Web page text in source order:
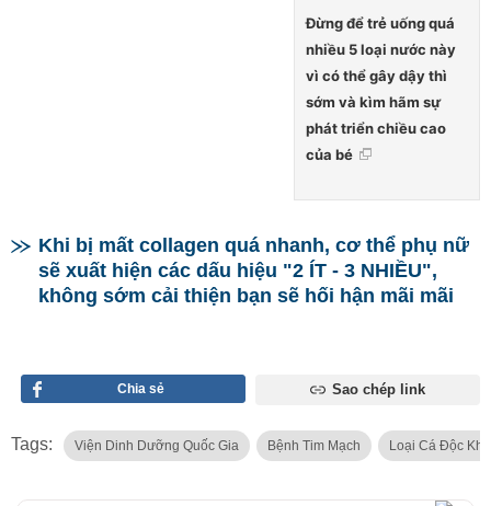
Đừng để trẻ uống quá
nhiều 5 loại nước này
vì có thể gây dậy thì
sớm và kìm hãm sự
phát triển chiều cao
của bé
Khi bị mất collagen quá nhanh, cơ thể phụ nữ
sẽ xuất hiện các dấu hiệu "2 ÍT - 3 NHIỀU",
không sớm cải thiện bạn sẽ hối hận mãi mãi
Chia sẻ Sao chép link
Tags: Viện Dinh Dưỡng Quốc Gia Bệnh Tim Mạch Loại Cá Độc